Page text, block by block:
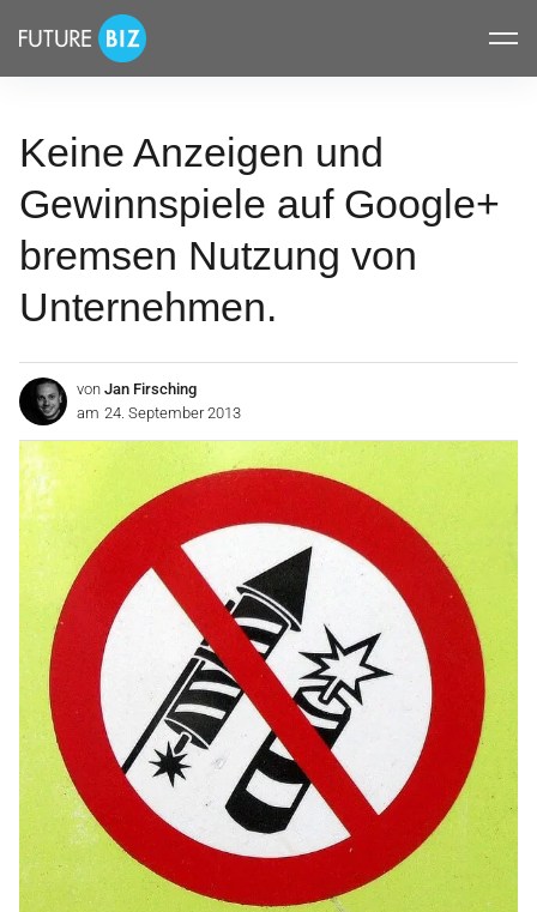
überspringen
FUTUREBIZ
Keine Anzeigen und
Gewinnspiele auf Google+
bremsen Nutzung von
Unternehmen.
von Jan Firsching
am 24. September 2013